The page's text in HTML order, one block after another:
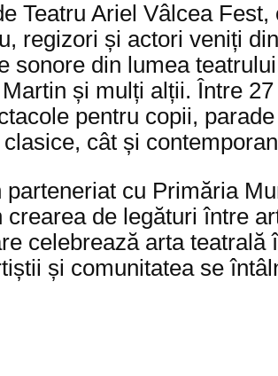
Teatru Ariel Vâlcea
regizori și actori veniți
sonore din lumea
și mulți alții. Între
pentru copii,
cât și
cu Primăria
de legături între
celebrează arta teatrală
și comunitatea se